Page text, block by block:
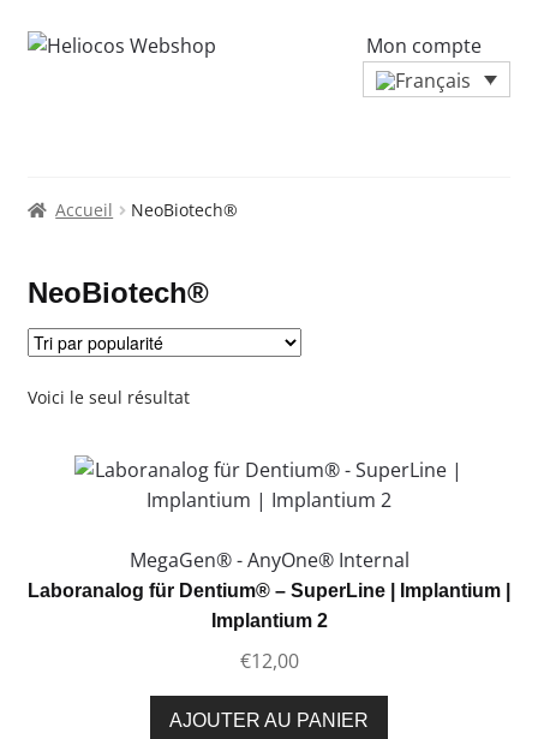
Mon compte
Accueil NeoBiotech®
NeoBiotech®
Voici le seul résultat
MegaGen® - AnyOne® Internal
Laboranalog für Dentium® – SuperLine | Implantium |
Implantium 2
€12,00
AJOUTER AU PANIER